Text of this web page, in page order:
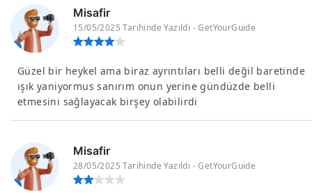
Misafir
15/05/2025 Tarihinde Yazıldı - GetYourGuide
Güzel bir heykel ama biraz ayrıntıları belli değil baretinde
ışık yaniyormus sanırım onun yerine gündüzde belli
etmesini sağlayacak birşey olabilirdi
Misafir
28/05/2025 Tarihinde Yazıldı - GetYourGuide